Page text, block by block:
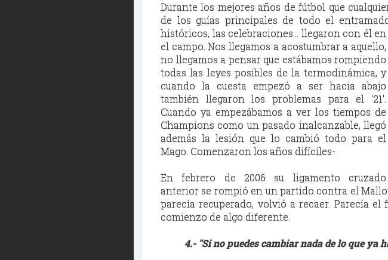
Durante los mejores años de fútbol que
de los guías principales de todo el
históricos, las celebraciones... llegaron con él en
el campo. Nos llegamos a acostumbrar a aquello,
no llegamos a pensar que estábamos rompiendo
todas las leyes posibles de la termodinámica, y
cuando la cuesta empezó a ser hacia abajo
también llegaron los problemas para el '21'.
Cuando ya empezábamos a ver los tiempos de
Champions como un pasado inalcanzable, llegó
además la lesión que lo cambió todo para el
Mago. Comenzaron los años difíciles-
En febrero de 2006 su ligamento cruzado
anterior se rompió en un partido contra el
parecía recuperado, volvió a recaer. Parecía
comienzo de algo diferente.
4.- "Si no puedes cambiar nada de lo que ya